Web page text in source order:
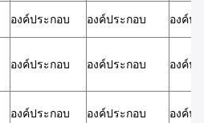
องค์ประกอบ องค์ประกอบ องค์ป
องค์ประกอบ องค์ประกอบ องค์ป
องค์ประกอบ องค์ประกอบ องค์ป